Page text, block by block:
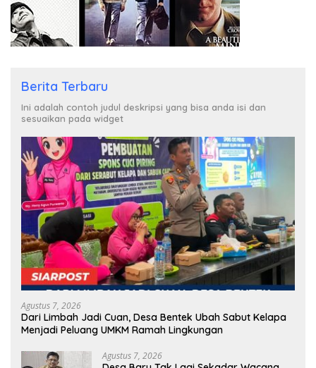
Berita Terbaru
Ini adalah contoh judul deskripsi yang bisa anda isi dan
sesuaikan pada widget
Agustus 7, 2026
Dari Limbah Jadi Cuan, Desa Bentek Ubah Sabut Kelapa
Menjadi Peluang UMKM Ramah Lingkungan
Agustus 7, 2026